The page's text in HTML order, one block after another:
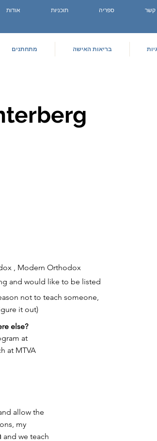
אודות תוכניות ספריה קשר
מתחתנים בריאות האישה
, Modern Orthodox
and would like to be listed
not to teach someone,
it out)
else?
at
at MTVA
allow the
my